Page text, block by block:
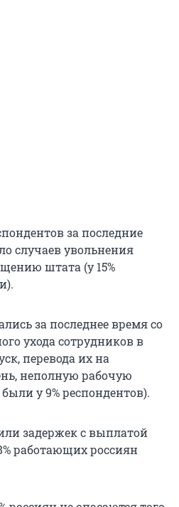
за последние
случаев увольнения
штата (у 15%
за последнее время со
ухода сотрудников в
перевода их на
неполную рабочую
у 9% респондентов).
задержек с выплатой
работающих россиян